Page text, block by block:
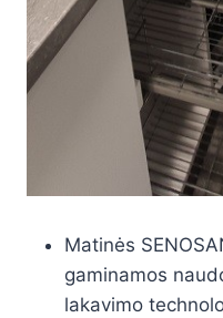
Matinės
gaminamos
lakavimo